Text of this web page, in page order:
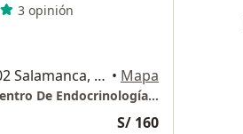
3 opinión
Av Los Paracas 908 Int 202 Salamanca, Ate Vitarte • Mapa
Consultores Pediátricos - Centro De Endocrinología y Nutrición Infantil
S/ 160